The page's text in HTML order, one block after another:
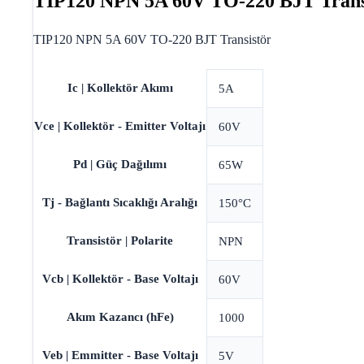
TIP120 NPN 5A 60V TO-220 BJT Transistör
Ic | Kollektör Akımı 5A
Vce | Kollektör - Emitter Voltajı 60V
Pd | Güç Dağılımı 65W
Tj - Bağlantı Sıcaklığı Aralığı 150°C
Transistör | Polarite NPN
Vcb | Kollektör - Base Voltajı 60V
Akım Kazancı (hFe) 1000
Veb | Emmitter - Base Voltajı 5V